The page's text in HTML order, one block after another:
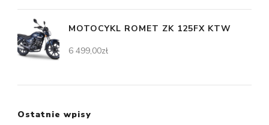
MOTOCYKL ROMET ZK 125FX KTW
6 499,00zł
Ostatnie wpisy